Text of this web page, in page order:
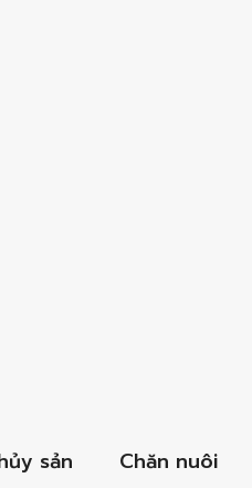
sản Chăn nuôi